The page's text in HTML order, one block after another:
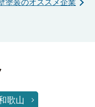
塗装のオススメ企業
歌山